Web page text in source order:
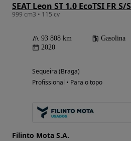
SEAT Leon ST 1.0 EcoTSI FR S/S
999 cm3 • 115 cv
93 808 km Gasolina
2020
Sequeira (Braga)
Profissional • Para o topo
Filinto Mota S.A.